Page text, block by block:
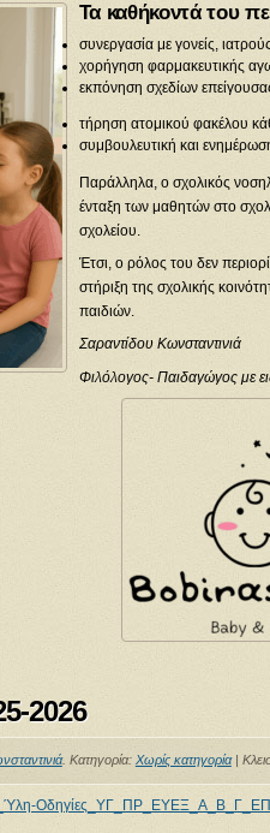
Τα καθήκοντά του
συνεργασία με γονείς,
χορήγηση φαρμακευτικής
εκπόνηση σχεδίων
τήρηση ατομικού φακέλου
συμβουλευτική και
Παράλληλα, ο σχολικός
ένταξη των μαθητών στο
σχολείου.
Έτσι, ο ρόλος του δεν
στήριξη της σχολικής
παιδιών.
Σαραντίδου Κωνσταντινιά
Φιλόλογος- Παιδαγώγος με
2026
. Κατηγορία: Χωρίς κατηγορία|